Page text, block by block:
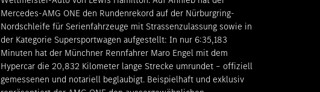
Mercedes-AMG ONE den Rundenrekord auf der Nürburgring-
Nordschleife für Serienfahrzeuge mit Strassenzulassung sowie in
der Kategorie Supersportwagen aufgestellt: In nur 6:35,183
Minuten hat der Münchner Rennfahrer Maro Engel mit dem
Hypercar die 20,832 Kilometer lange Strecke umrundet – offiziell
gemessenen und notariell beglaubigt. Beispielhaft und exklusiv